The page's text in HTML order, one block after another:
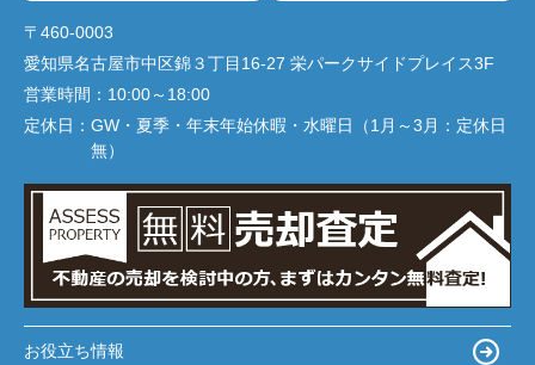
〒460-0003
愛知県名古屋市中区錦３丁目16-27 栄パークサイドプレイス3F
営業時間： 10:00～18:00
定休日： GW・夏季・年末年始休暇・水曜日（1月～3月：定休日
無）
お役立ち情報